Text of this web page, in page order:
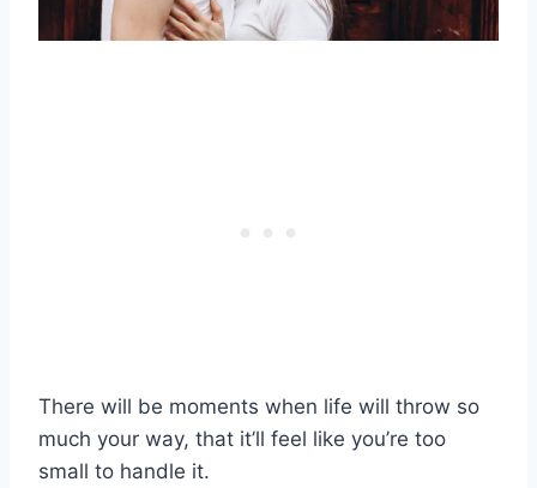
There will be moments when life will throw so
much your way, that it’ll feel like you’re too
small to handle it.